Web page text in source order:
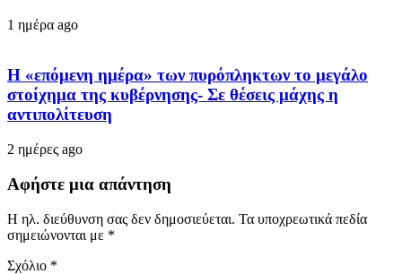
1 ημέρα ago
Η «επόμενη ημέρα» των πυρόπληκτων το μεγάλο
στοίχημα της κυβέρνησης- Σε θέσεις μάχης η
αντιπολίτευση
2 ημέρες ago
Αφήστε μια απάντηση
Η ηλ. διεύθυνση σας δεν δημοσιεύεται. Τα υποχρεωτικά πεδία
σημειώνονται με *
Σχόλιο *